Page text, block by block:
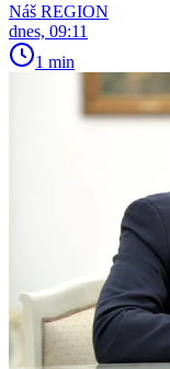
Náš REGION
dnes, 09:11
1 min